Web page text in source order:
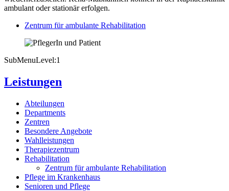
ambulant oder stationär erfolgen.
Zentrum für ambulante Rehabilitation
SubMenuLevel:1
Leistungen
Abteilungen
Departments
Zentren
Besondere Angebote
Wahlleistungen
Therapiezentrum
Rehabilitation
Zentrum für ambulante Rehabilitation
Pflege im Krankenhaus
Senioren und Pflege